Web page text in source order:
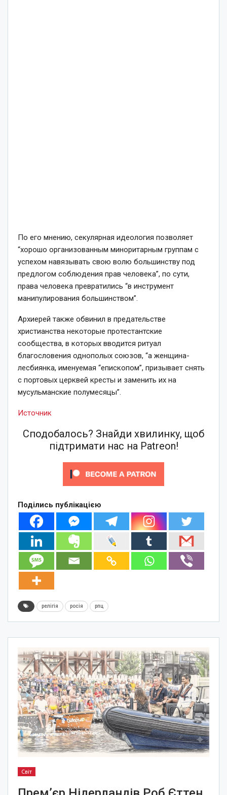
По его мнению, секулярная идеология позволяет
“хорошо организованным миноритарным группам с
успехом навязывать свою волю большинству под
предлогом соблюдения прав человека”, по сути,
права человека превратились “в инструмент
манипулирования большинством”.
Архиерей также обвинил в предательстве
христианства некоторые протестантские
сообщества, в которых вводится ритуал
благословения однополых союзов, “а женщина-
лесбиянка, именуемая “епископом”, призывает снять
с портовых церквей кресты и заменить их на
мусульманские полумесяцы”.
Источник
Сподобалось? Знайди хвилинку, щоб
підтримати нас на Patreon!
Поділись публікацією
релігія росія рпц
Світ